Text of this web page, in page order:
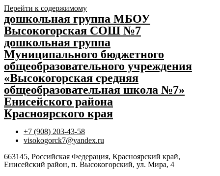
Перейти к содержимому
дошкольная группа МБОУ
Высокогорская СОШ №7
дошкольная группа
Муниципального бюджетного
общеобразовательного учреждения
«Высокогорская средняя
общеобразовательная школа №7»
Енисейского района
Красноярского края
+7 (908) 203-43-58
visokogorck7@yandex.ru
663145, Российская Федерация, Красноярский край,
Енисейский район, п. Высокогорский, ул. Мира, 4